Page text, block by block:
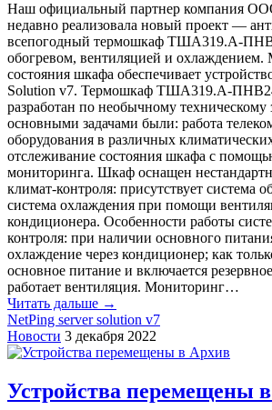
Наш официальный партнер компания
недавно реализовала новый проект —
всепогодный термошкаф ТША319.А-
обогревом, вентиляцией и
состояния шкафа обеспечивает
Solution v7. Термошкаф ТША319.А-
разработан по необычному
основными задачами были: работа
оборудования в различных
отслеживание состояния шкафа с
мониторинга. Шкаф оснащен
климат-контроля: присутствует система
система охлаждения при помощи
кондиционера. Особенности работы
контроля: при наличии основного
охлаждение через кондиционер; как
основное питание и включается
работает вентиляция. Мониторинг…
Читать дальше →
NetPing server solution v7
Новости 3 декабря 2022
Устройства перемещены